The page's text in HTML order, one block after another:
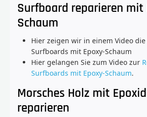
Surfboard reparieren mit
Schaum
Hier zeigen wir in einem Video
Surfboards mit Epoxy-Schaum
Hier gelangen Sie zum Video zur
Surfboards mit Epoxy-Schaum.
Morsches Holz mit
reparieren